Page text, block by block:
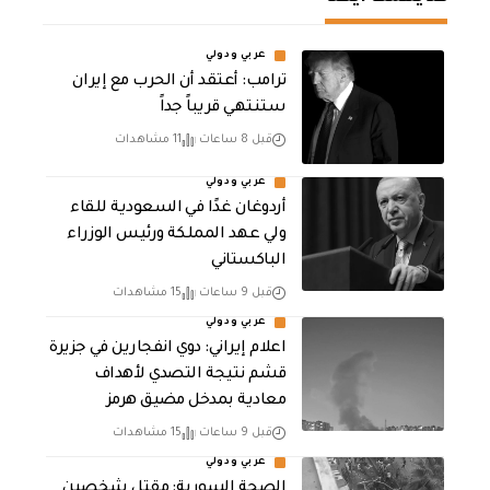
عربي ودولي
‏ترامب: أعتقد أن الحرب مع إيران
ستنتهي قريباً جداً
قبل 8 ساعات 11 مشاهدات
عربي ودولي
أردوغان غدًا في السعودية للقاء
ولي عهد المملكة ورئيس الوزراء
الباكستاني
قبل 9 ساعات 15 مشاهدات
عربي ودولي
اعلام إيراني: دوي انفجارين في جزيرة
قشم نتيجة التصدي لأهداف
معادية بمدخل مضيق هرمز
قبل 9 ساعات 15 مشاهدات
عربي ودولي